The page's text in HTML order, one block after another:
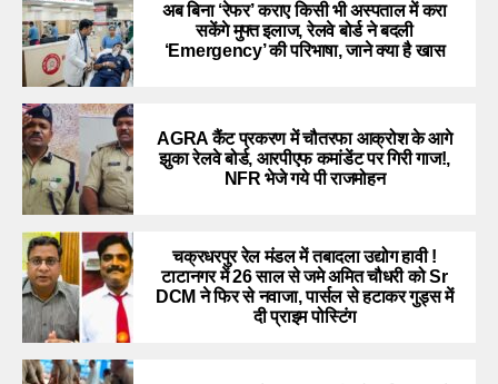
अब बिना ‘रेफर’ कराए किसी भी अस्पताल में करा
सकेंगे मुफ्त इलाज, रेलवे बोर्ड ने बदली
‘Emergency’ की परिभाषा, जाने क्या है खास
AGRA कैंट प्रकरण में चौतरफा आक्रोश के आगे
झुका रेलवे बोर्ड, आरपीएफ कमांडेंट पर गिरी गाज!,
NFR भेजे गये पी राजमोहन
चक्रधरपुर रेल मंडल में तबादला उद्योग हावी !
टाटानगर में 26 साल से जमे अमित चौधरी को Sr
DCM ने फिर से नवाजा, पार्सल से हटाकर गुड्स में
दी प्राइम पोस्टिंग